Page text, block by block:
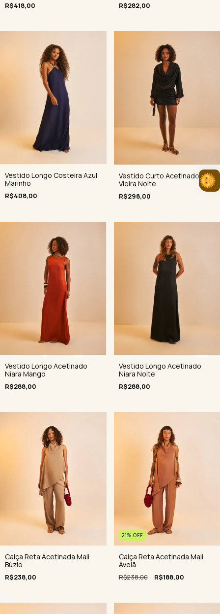
R$418,00 R$282,00
Vestido Longo Costeira Azul
Marinho
R$408,00
Vestido Curto Acetinado
Vieira Noite
R$298,00
Vestido Longo Acetinado
Niara Mango
R$288,00
Vestido Longo Acetinado
Niara Noite
R$288,00
Calça Reta Acetinada Mali
Búzio
R$238,00
21% OFF
Calça Reta Acetinada Mali
Avelã
R$238,00 R$188,00